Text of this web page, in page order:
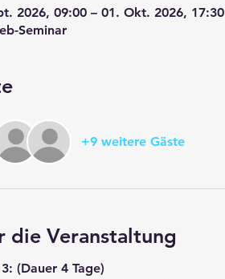
2026, 09:00 – 01. Okt. 2026, 17:30
Seminar
+9 weitere Gäste
die Veranstaltung
(Dauer 4 Tage)